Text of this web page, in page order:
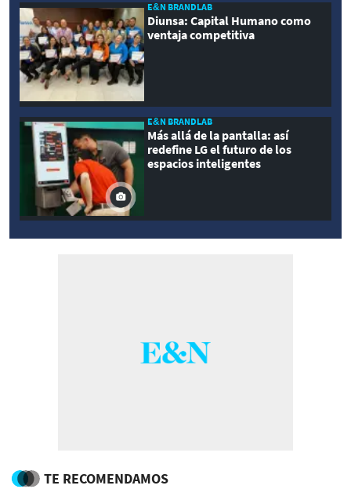
E&N BRANDLAB
Diunsa: Capital Humano como
ventaja competitiva
E&N BRANDLAB
Más allá de la pantalla: así
redefine LG el futuro de los
espacios inteligentes
TE RECOMENDAMOS